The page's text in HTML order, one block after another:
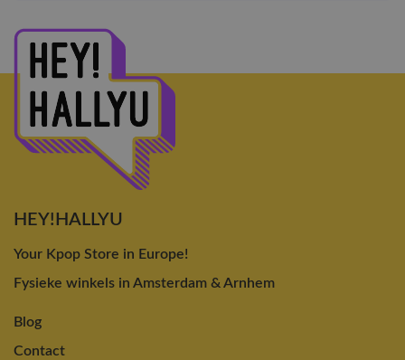
HEY!HALLYU
Your Kpop Store in Europe!
Fysieke winkels in Amsterdam & Arnhem
Blog
Contact